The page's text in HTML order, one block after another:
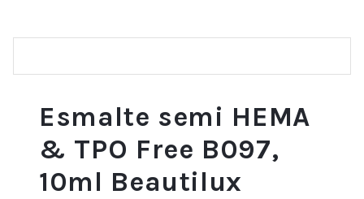
Esmalte semi HEMA
& TPO Free B097,
10ml Beautilux